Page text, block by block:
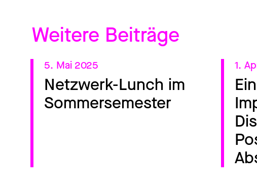
Weitere Beiträge
5. Mai 2025
Netzwerk-Lunch im
Sommersemester
1.